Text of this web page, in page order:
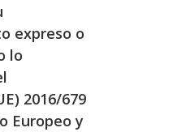
expreso o
lo
2016/679
Europeo y